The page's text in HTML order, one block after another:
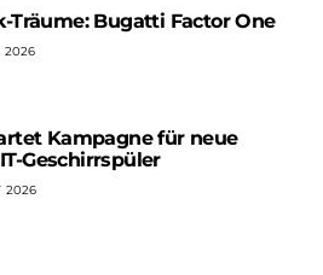
Träume: Bugatti Factor One
2026
Kampagne für neue
Geschirrspüler
2026